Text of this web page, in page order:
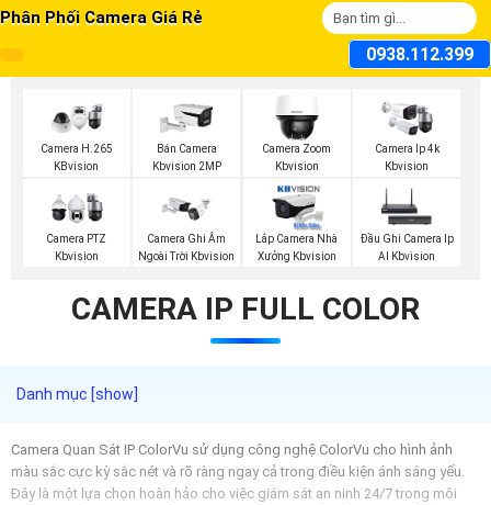
Phân Phối Camera Giá Rẻ
0938.112.399
Camera H.265
KBvision
Bán Camera
Kbvision 2MP
Camera Zoom
Kbvision
Camera Ip 4k
Kbvision
Camera PTZ
Kbvision
Camera Ghi Âm
Ngoài Trời Kbvision
Lắp Camera Nhà
Xưởng Kbvision
Đầu Ghi Camera Ip
AI Kbvision
CAMERA IP FULL COLOR
Camera Quan Sát IP ColorVu sử dụng công nghệ ColorVu cho hình ảnh
màu sắc cực kỳ sắc nét và rõ ràng ngay cả trong điều kiện ánh sáng yếu.
Đây là một lựa chọn hoàn hảo cho việc giám sát an ninh 24/7 trong môi